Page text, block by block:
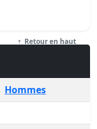
Retour en haut
Hommes